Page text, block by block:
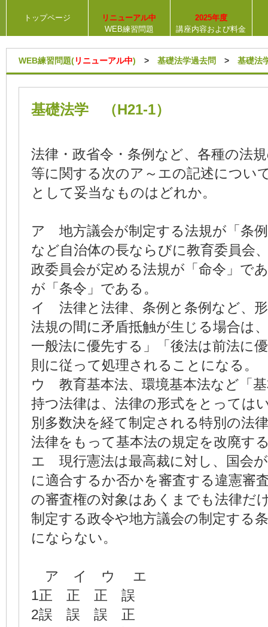
トップページ
リニューアル中
WEB練習問題
2025年度
講座内容および料金
WEB練習問題(リニューアル中) > 基礎法学過去問 > 基礎法
基礎法学 （H21-1）
法律・政省令・条例など、各種の法
等に関する次のア～エの記述につい
として妥当なものはどれか。
ア 地方議会が制定する法規が「条
など自治体の長ならびに教育委員会
政委員会が定める法規が「命令」で
が「条令」である。
イ 法律と法律、条例と条例など、
法規の間に矛盾抵触が生じる場合は
一般法に優先する」「後法は前法に
則に従って処理されることになる。
ウ 教育基本法、環境基本法など「
持つ法律は、法律の形式をとっては
別多数決を経て制定される特別の法
法律をもって基本法の規定を改廃す
エ 現行憲法は最高裁に対し、国会
に適合するか否かを審査する違憲審
の審査権の対象はあくまでも法律だ
制定する政令や地方議会の制定する
にならない。
ア イ ウ エ
1正 正 正 誤
2誤 誤 誤 正